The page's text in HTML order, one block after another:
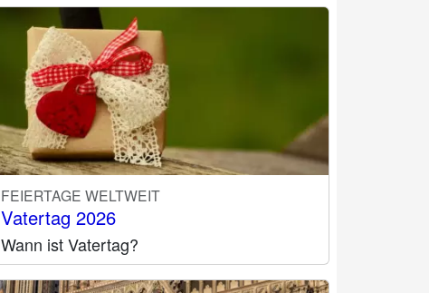
FEIERTAGE WELTWEIT
Vatertag 2026
Wann ist Vatertag?